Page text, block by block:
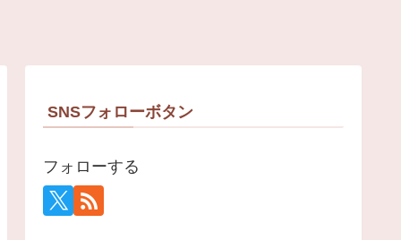
SNSフォローボタン
フォローする